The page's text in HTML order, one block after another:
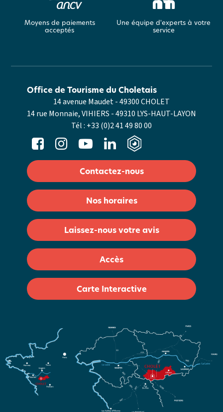
Moyens de paiements
acceptés
Une équipe d'experts à votre
service
14 avenue Maudet - 49300 CHOLET
14 rue Monnaie, VIHIERS - 49310 LYS-HAUT-LAYON
Tél : +33 (0)2 41 49 80 00
Office de Tourisme du Choletais
Contactez-nous
Nos horaires
Laissez-nous votre avis
Accès
Carte Interactive